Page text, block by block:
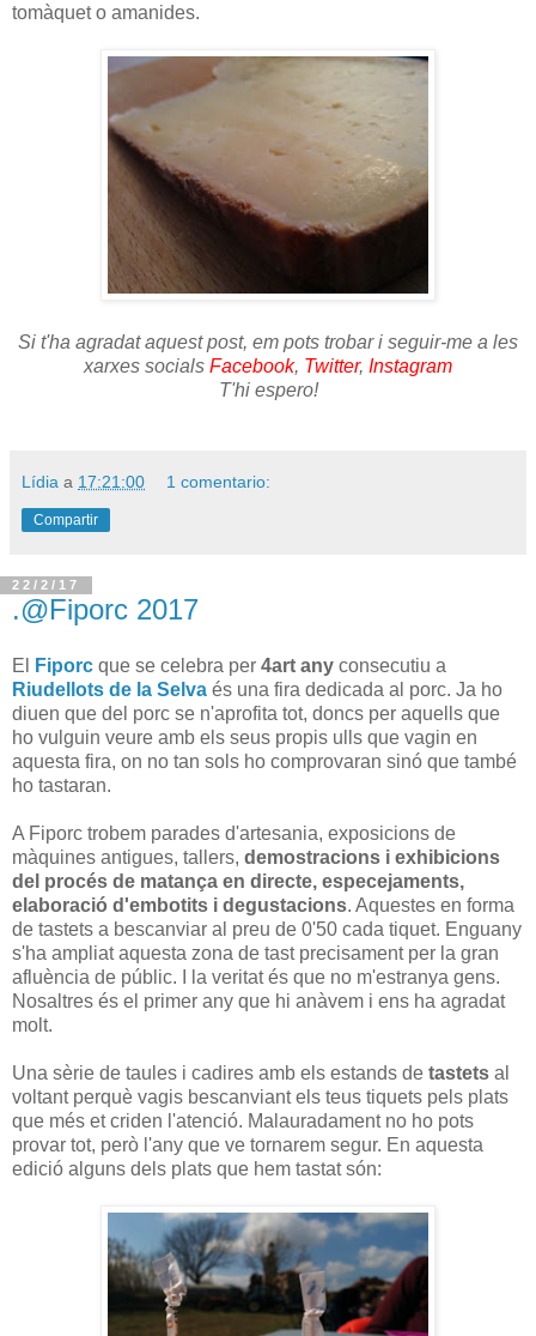
tomàquet o amanides.
Si t'ha agradat aquest post, em pots trobar i seguir-me a les
xarxes socials Facebook, Twitter, Instagram
T'hi espero!
Lídia a 17:21:00 1 comentario:
Compartir
22/2/17
.@Fiporc 2017
El Fiporc que se celebra per 4art any consecutiu a
Riudellots de la Selva és una fira dedicada al porc. Ja ho
diuen que del porc se n'aprofita tot, doncs per aquells que
ho vulguin veure amb els seus propis ulls que vagin en
aquesta fira, on no tan sols ho comprovaran sinó que també
ho tastaran.
A Fiporc trobem parades d'artesania, exposicions de
màquines antigues, tallers, demostracions i exhibicions
del procés de matança en directe, especejaments,
elaboració d'embotits i degustacions. Aquestes en forma
de tastets a bescanviar al preu de 0'50 cada tiquet. Enguany
s'ha ampliat aquesta zona de tast precisament per la gran
afluència de públic. I la veritat és que no m'estranya gens.
Nosaltres és el primer any que hi anàvem i ens ha agradat
molt.
Una sèrie de taules i cadires amb els estands de tastets al
voltant perquè vagis bescanviant els teus tiquets pels plats
que més et criden l'atenció. Malauradament no ho pots
provar tot, però l'any que ve tornarem segur. En aquesta
edició alguns dels plats que hem tastat són: